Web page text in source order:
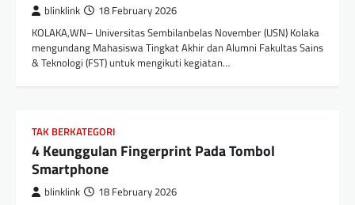
blinklink 18 February 2026
KOLAKA,WN– Universitas Sembilanbelas November (USN) Kolaka
mengundang Mahasiswa Tingkat Akhir dan Alumni Fakultas Sains
& Teknologi (FST) untuk mengikuti kegiatan…
TAK BERKATEGORI
4 Keunggulan Fingerprint Pada Tombol
Smartphone
blinklink 18 February 2026